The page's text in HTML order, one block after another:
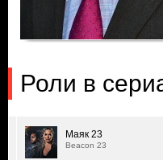
Роли в
Маяк 23
Beacon 23